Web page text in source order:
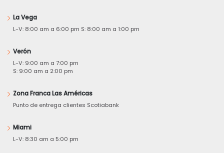
La Vega
L-V: 8:00 am a 6:00 pm S: 8:00 am a 1:00 pm
Verón
L-V: 9:00 am a 7:00 pm
S: 9:00 am a 2:00 pm
Zona Franca Las Américas
Punto de entrega clientes Scotiabank
Miami
L-V: 8:30 am a 5:00 pm